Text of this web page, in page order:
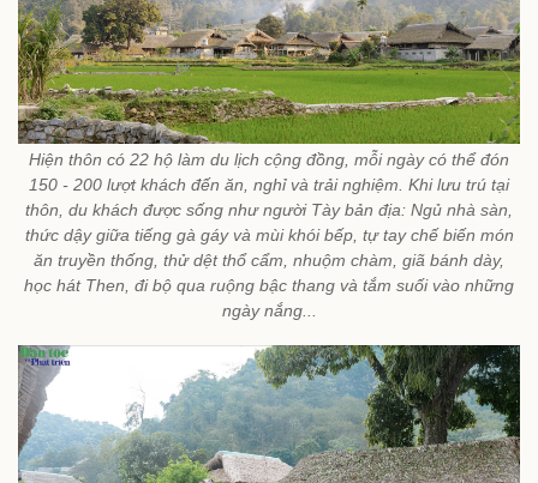
Hiện thôn có 22 hộ làm du lịch cộng đồng, mỗi ngày có thể đón
150 - 200 lượt khách đến ăn, nghỉ và trải nghiệm. Khi lưu trú tại
thôn, du khách được sống như người Tày bản địa: Ngủ nhà sàn,
thức dậy giữa tiếng gà gáy và mùi khói bếp, tự tay chế biến món
ăn truyền thống, thử dệt thổ cẩm, nhuộm chàm, giã bánh dày,
học hát Then, đi bộ qua ruộng bậc thang và tắm suối vào những
ngày nắng...